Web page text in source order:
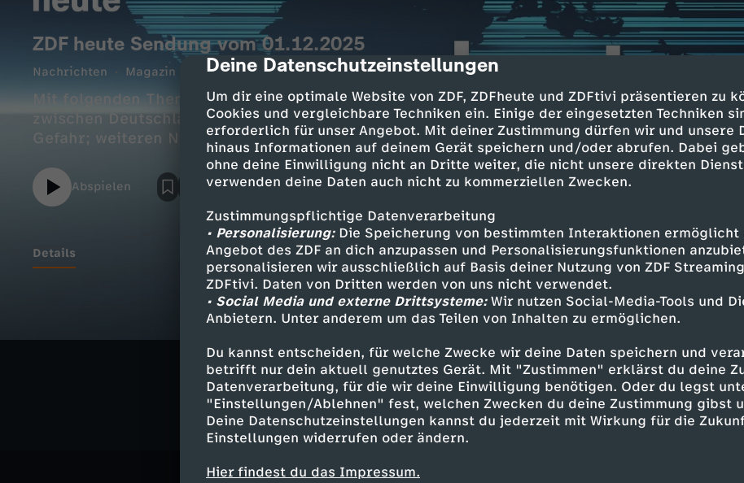
cmp-dialog-description
Deine Datenschutzeinstellungen
Um dir eine optimale Website von ZDF, ZDFheute und ZDFtivi präsentieren zu
Cookies und vergleichbare Techniken ein. Einige der eingesetzten Techniken
erforderlich für unser Angebot. Mit deiner Zustimmung dürfen wir und unsere
hinaus Informationen auf deinem Gerät speichern und/oder abrufen. Dabei
ohne deine Einwilligung nicht an Dritte weiter, die nicht unsere direkten
verwenden deine Daten auch nicht zu kommerziellen Zwecken.
Zustimmungspflichtige Datenverarbeitung
• Personalisierung:Die Speicherung von bestimmten Interaktionen ermöglicht
Angebot des ZDF an dich anzupassen und Personalisierungsfunktionen
personalisieren wir ausschließlich auf Basis deiner Nutzung von ZDF
ZDFtivi. Daten von Dritten werden von uns nicht verwendet.
• Social Media und externe Drittsysteme:Wir nutzen Social-Media-Tools und
Anbietern. Unter anderem um das Teilen von Inhalten zu ermöglichen.
Du kannst entscheiden, für welche Zwecke wir deine Daten speichern und
betrifft nur dein aktuell genutztes Gerät. Mit "Zustimmen" erklärst du deine
Datenverarbeitung, für die wir deine Einwilligung benötigen. Oder du legst
"Einstellungen/Ablehnen" fest, welchen Zwecken du deine Zustimmung gibst
Deine Datenschutzeinstellungen kannst du jederzeit mit Wirkung für die
Einstellungen widerrufen oder ändern.
Hier findest du das Impressum.
ZDF heute Sendung vom 01.12.2025
Nachrichten Magazin informativ 14 Min. 01.12.2025 ZDF
Mit folgenden Themen: Streit in der Union um Rentenpaket; Partnerschaft
zwischen Deutschland und Polen; Fortschritte im Kampf gegen HIV in
Gefahr; weiteren Nachrichten und dem Wetter.
Abspielen
Details
Nachrichten Magazin informativ heute